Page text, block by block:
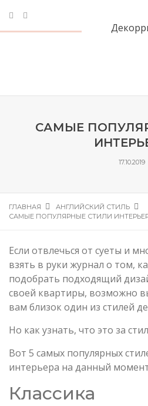
САМЫЕ
17.10.2019
ГЛАВНАЯ
АНГЛИЙСКИЙ СТИЛЬ
САМЫЕ ПОПУЛЯРНЫЕ СТИЛИ
Если отвлечься от суеты и
взять в руки журнал о том,
подобрать подходящий
своей квартиры, возможно
вам близок один из стилей
Но как узнать, что это за
Вот 5 самых популярных
интерьера на данный
Классика